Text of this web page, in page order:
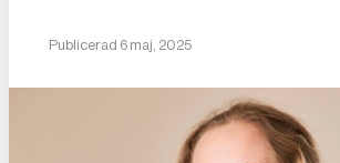
Publicerad 6 maj, 2025